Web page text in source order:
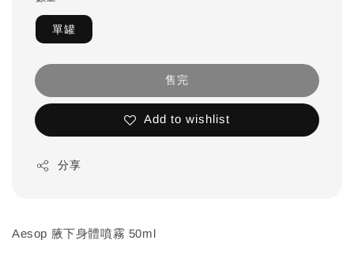
單罐
售完
Add to wishlist
分享
Aesop 腋下身體噴霧 50ml